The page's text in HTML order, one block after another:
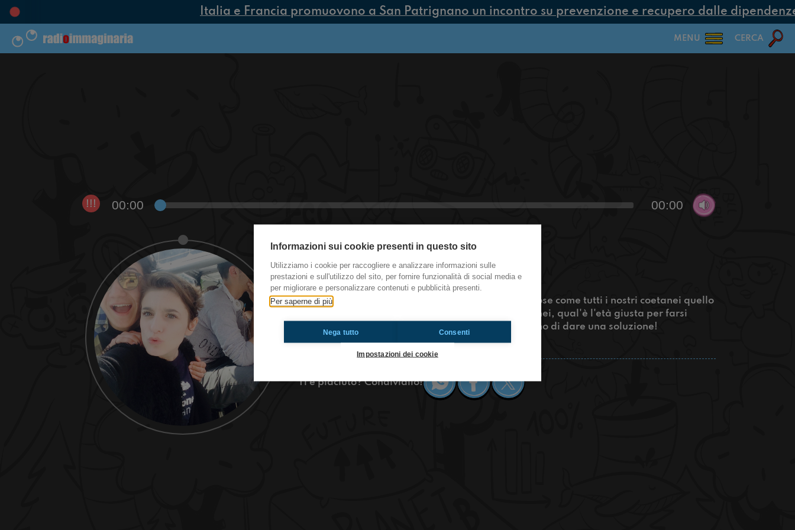
Italia e Francia promuovono a San Patrignano un incontro su prevenzione e recupero dalle dipendenze
MENU CERCA
!!! 00:00 00:00
#IRF2016 Prima, dopo, quando?
A volte i nostri genitori non ci permettono di fare cose come tutti i nostri coetanei quello
che ci piace, a volte capita che siano i nostri coetanei, qual'è l'età giusta per farsi
Facebook o per uscire con gli amici? Qui cercheremo di dare una soluzione!
Ti è piaciuto? Condividilo!
Informazioni sui cookie presenti in questo sito
Utilizziamo i cookie per raccogliere e analizzare informazioni sulle
prestazioni e sull'utilizzo del sito, per fornire funzionalità di social media e
per migliorare e personalizzare contenuti e pubblicità presenti.
Per saperne di più
Nega tutto Consenti
Impostazioni dei cookie